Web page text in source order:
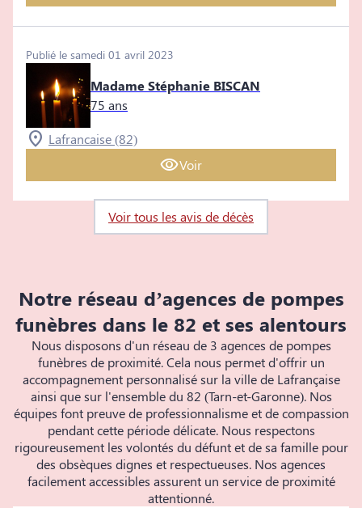
Publié le samedi 01 avril 2023
Madame Stéphanie BISCAN
75 ans
Lafrancaise (82)
Voir
Voir tous les avis de décès
Notre réseau d’agences de pompes
funèbres dans le 82 et ses alentours
Nous disposons d'un réseau de 3 agences de pompes
funèbres de proximité. Cela nous permet d'offrir un
accompagnement personnalisé sur la ville de Lafrançaise
ainsi que sur l'ensemble du 82 (Tarn-et-Garonne). Nos
équipes font preuve de professionnalisme et de compassion
pendant cette période délicate. Nous respectons
rigoureusement les volontés du défunt et de sa famille pour
des obsèques dignes et respectueuses. Nos agences
facilement accessibles assurent un service de proximité
attentionné.